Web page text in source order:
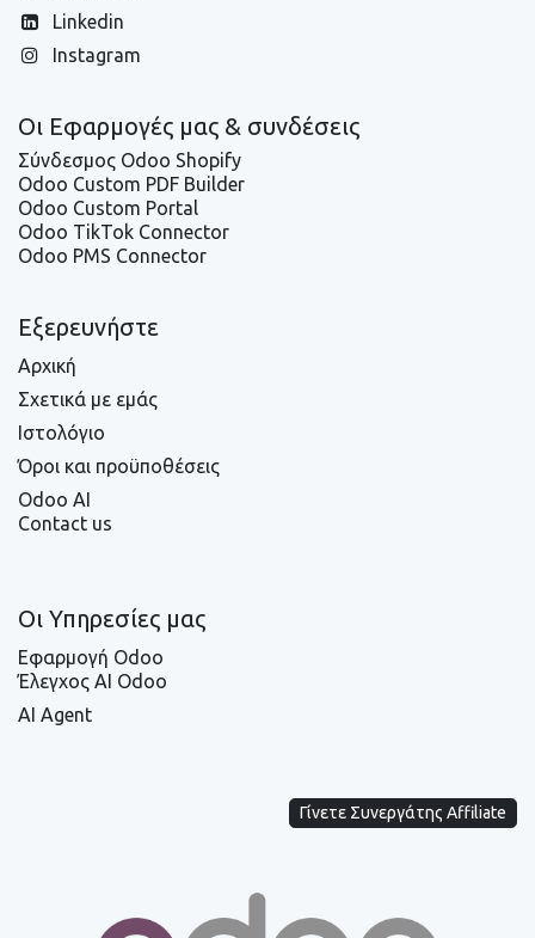
Linkedin
Instagram
Οι Εφαρμογές μας & συνδέσεις
Σύνδεσμος Odoo Shopify
Odoo Custom PDF Builder
Odoo Custom Portal
Odoo TikTok Connector
Odoo PMS Connector
Εξερευνήστε
Αρχική
Σχετικά με εμάς
Ιστολόγιο
Όροι και προϋποθέσεις
Odoo AI
Contact us
Οι Υπηρεσίες μας
Εφαρμογή Odoo
Έλεγχος AI Odoo
AI Agent
Γίνετε Συνεργάτης Affiliate